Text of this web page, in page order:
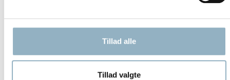
Tillad alle
Tillad valgte
Certificeringer og standarder